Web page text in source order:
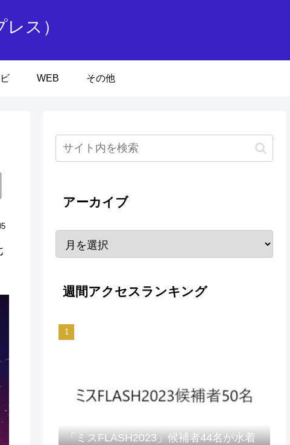
ス）
WEB その他
アーカイブ
週間アクセスランキング
「ミスFLASH2023」候補者44名が水着